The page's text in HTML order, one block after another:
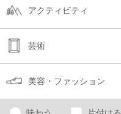
アクティビティ
芸術
美容・ファッション